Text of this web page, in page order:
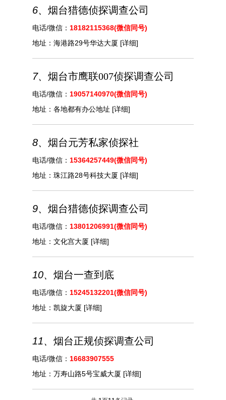
6、 烟台猎德侦探调查公司
电话/微信： 18182115368(微信同号)
地址： 海港路29号华达大厦 [详细]
7、 烟台市鹰联007侦探调查公司
电话/微信： 19057140970(微信同号)
地址： 各地都有办公地址 [详细]
8、 烟台元芳私家侦探社
电话/微信： 15364257449(微信同号)
地址： 珠江路28号科技大厦 [详细]
9、 烟台猎德侦探调查公司
电话/微信： 13801206991(微信同号)
地址： 文化宫大厦 [详细]
10、 烟台一查到底
电话/微信： 15245132201(微信同号)
地址： 凯旋大厦 [详细]
11、 烟台正规侦探调查公司
电话/微信： 16683907555
地址： 万寿山路5号宝威大厦 [详细]